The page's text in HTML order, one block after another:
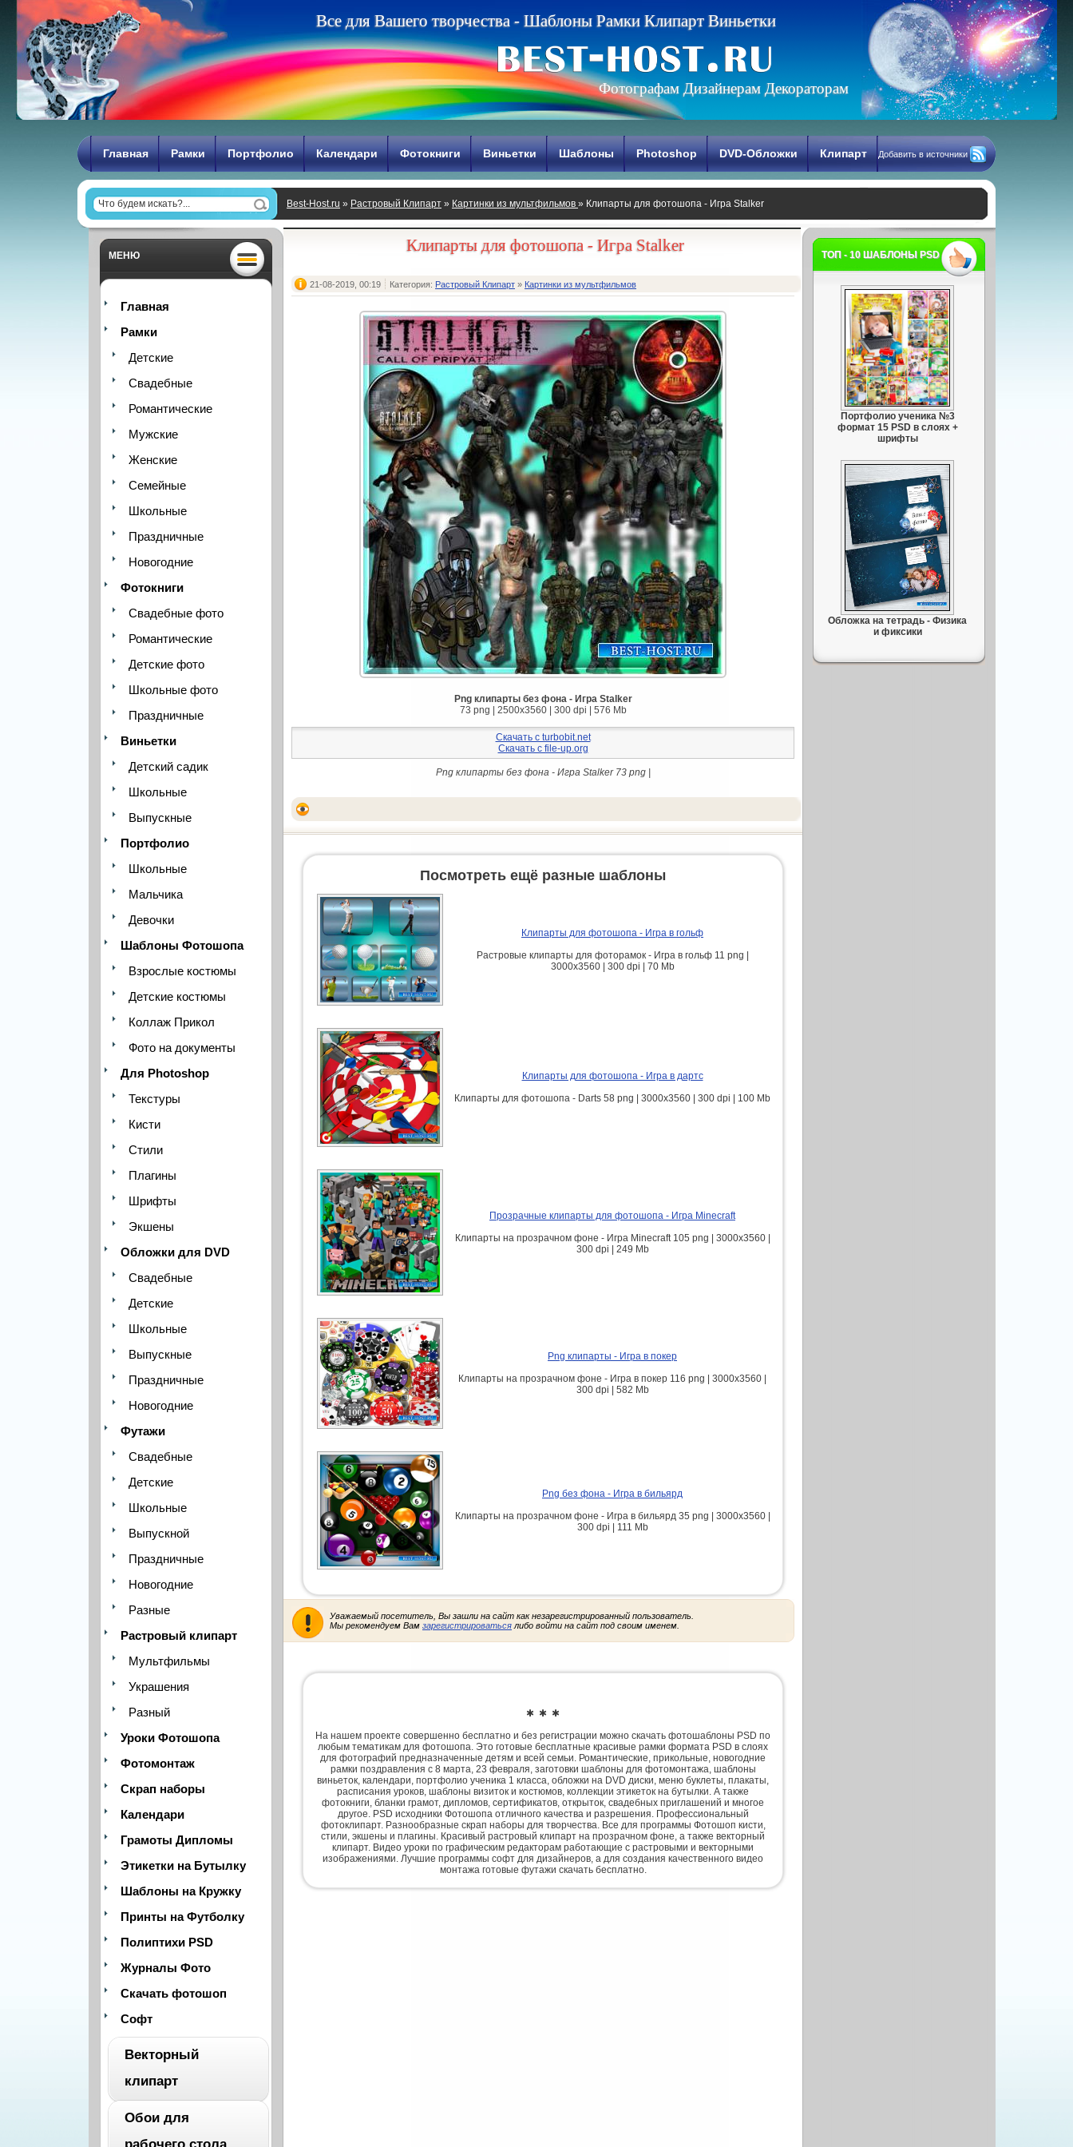
Все для Вашего творчества - Шаблоны Рамки Клипарт Виньетки
Фотографам Дизайнерам Декораторам
Главная Рамки Портфолио Календари Фотокниги Виньетки Шаблоны Photoshop DVD-Обложки Клипарт Добавить в источники
Best-Host.ru » Растровый Клипарт » Картинки из мультфильмов » Клипарты для фотошопа - Игра Stalker
МЕНЮ
Главная
Рамки
Детские
Свадебные
Романтические
Мужские
Женские
Семейные
Школьные
Праздничные
Новогодние
Фотокниги
Свадебные фото
Романтические
Детские фото
Школьные фото
Праздничные
Виньетки
Детский садик
Школьные
Выпускные
Портфолио
Школьные
Мальчика
Девочки
Шаблоны Фотошопа
Взрослые костюмы
Детские костюмы
Коллаж Прикол
Фото на документы
Для Photoshop
Текстуры
Кисти
Стили
Плагины
Шрифты
Экшены
Обложки для DVD
Свадебные
Детские
Школьные
Выпускные
Праздничные
Новогодние
Футажи
Свадебные
Детские
Школьные
Выпускной
Праздничные
Новогодние
Разные
Растровый клипарт
Мультфильмы
Украшения
Разный
Уроки Фотошопа
Фотомонтаж
Скрап наборы
Календари
Грамоты Дипломы
Этикетки на Бутылку
Шаблоны на Кружку
Принты на Футболку
Полиптихи PSD
Журналы Фото
Скачать фотошоп
Софт
Векторный
клипарт
Обои для
Клипарты для фотошопа - Игра Stalker
21-08-2019, 00:19 Категория: Растровый Клипарт » Картинки из мультфильмов
Png клипарты без фона - Игра Stalker
73 png | 2500х3560 | 300 dpi | 576 Mb
Скачать с turbobit.net
Скачать с file-up.org
Png клипарты без фона - Игра Stalker 73 png |
Посмотреть ещё разные шаблоны
Клипарты для фотошопа - Игра в гольф
Растровые клипарты для фоторамок - Игра в гольф 11 png |
3000х3560 | 300 dpi | 70 Mb
Клипарты для фотошопа - Игра в дартс
Клипарты для фотошопа - Darts 58 png | 3000х3560 | 300 dpi | 100 Mb
Прозрачные клипарты для фотошопа - Игра Minecraft
Клипарты на прозрачном фоне - Игра Minecraft 105 png | 3000х3560 |
300 dpi | 249 Mb
Png клипарты - Игра в покер
Клипарты на прозрачном фоне - Игра в покер 116 png | 3000х3560 |
300 dpi | 582 Mb
Png без фона - Игра в бильярд
Клипарты на прозрачном фоне - Игра в бильярд 35 png | 3000х3560 |
300 dpi | 111 Mb
Уважаемый посетитель, Вы зашли на сайт как незарегистрированный пользователь.
Мы рекомендуем Вам зарегистрироваться либо войти на сайт под своим именем.
✱ ✱ ✱
На нашем проекте совершенно бесплатно и без регистрации можно скачать фотошаблоны PSD по
любым тематикам для фотошопа. Это готовые бесплатные красивые рамки формата PSD в слоях
для фотографий предназначенные детям и всей семьи. Романтические, прикольные, новогодние
рамки поздравления с 8 марта, 23 февраля, заготовки шаблоны для фотомонтажа, шаблоны
виньеток, календари, портфолио ученика 1 класса, обложки на DVD диски, меню буклеты, плакаты,
расписания уроков, шаблоны визиток и костюмов, коллекции этикеток на бутылки. А также
фотокниги, бланки грамот, дипломов, сертификатов, открыток, свадебных приглашений и многое
другое. PSD исходники Фотошопа отличного качества и разрешения. Профессиональный
фотоклипарт. Разнообразные скрап наборы для творчества. Все для программы Фотошоп кисти,
стили, экшены и плагины. Красивый растровый клипарт на прозрачном фоне, а также векторный
клипарт. Видео уроки по графическим редакторам работающие с растровыми и векторными
изображениями. Лучшие программы софт для дизайнеров, а для создания качественного видео
монтажа готовые футажи скачать бесплатно.
ТОП - 10 ШАБЛОНЫ PSD
Портфолио ученика №3
формат 15 PSD в слоях +
шрифты
Обложка на тетрадь - Физика
и фиксики